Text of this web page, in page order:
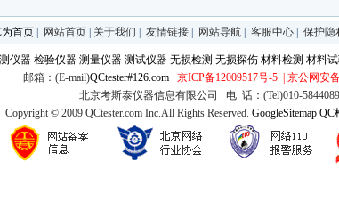
为首页 网站首页 关于我们 友情链接 网站导航 客服中心 保护隐
仪器 检验仪器 测量仪器 测试仪器 无损检测 无损探伤 材料检测 材料
邮箱：(E-mail)QCtester#126.com 京ICP备12009517号-5
| 京公网安
北京考斯泰仪器信息有限公司 电 话：(Tel)010-
Copyright © 2009 QCtester.com Inc.All Rights Reserved. GoogleSitemap QC